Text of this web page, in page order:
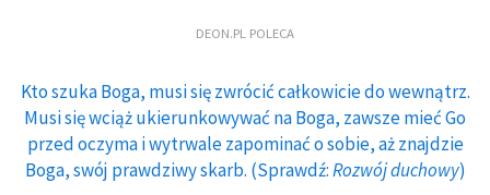
DEON.PL POLECA
Kto szuka Boga, musi się zwrócić całkowicie do wewnątrz.
Musi się wciąż ukierunkowywać na Boga, zawsze mieć Go
przed oczyma i wytrwale zapominać o sobie, aż znajdzie
Boga, swój prawdziwy skarb. (Sprawdź:Rozwój duchowy)